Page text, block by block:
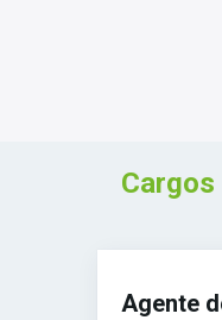
Agente